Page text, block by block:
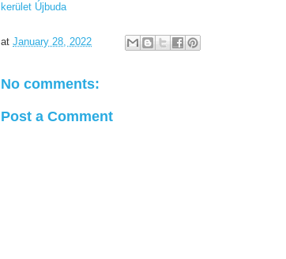
kerület Újbuda
at January 28, 2022
No comments:
Post a Comment